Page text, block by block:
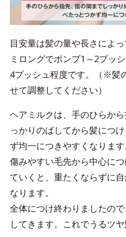
目安量は髪の量や長さによ
ミロングでポンプ1～2プッ
4プッシュ程度です。（※髪
せて調整してください）
ヘアミルクは、手のひらか
っかりのばしてから髪につ
ず均一につきやすくなります
傷みやすい毛先から中心に
ていくと、重たくならずに
なります。
全体につけ終わりましたの
してきます。これでうるツ